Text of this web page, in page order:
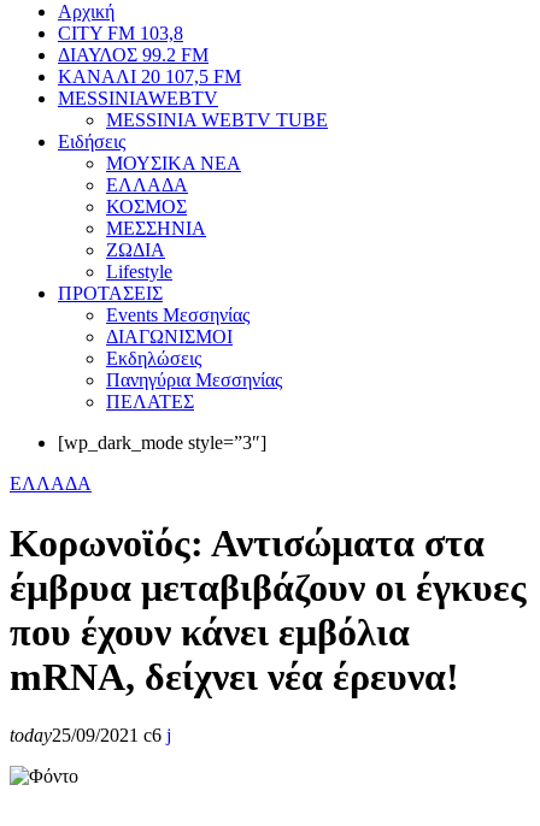
Αρχική
CITY FM 103,8
ΔΙΑΥΛΟΣ 99.2 FM
ΚΑΝΑΛΙ 20 107,5 FM
MESSINIAWEBTV
MESSINIA WEBTV TUBE
Eιδήσεις
ΜΟΥΣΙΚΑ ΝΕΑ
ΕΛΛΑΔΑ
ΚΟΣΜΟΣ
ΜΕΣΣΗΝΙΑ
ΖΩΔΙΑ
Lifestyle
ΠΡΟΤΑΣΕΙΣ
Events Μεσσηνίας
ΔΙΑΓΩΝΙΣΜΟΙ
Εκδηλώσεις
Πανηγύρια Μεσσηνίας
ΠΕΛΑΤΕΣ
[wp_dark_mode style=”3″]
ΕΛΛΑΔΑ
Κορωνοϊός: Αντισώματα στα
έμβρυα μεταβιβάζουν οι έγκυες
που έχουν κάνει εμβόλια
mRNA, δείχνει νέα έρευνα!
today25/09/2021 6